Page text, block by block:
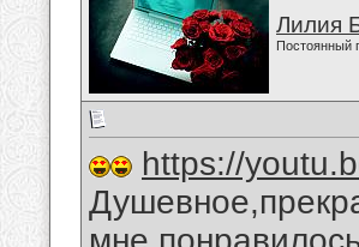
Лилия
Постоянный
https://